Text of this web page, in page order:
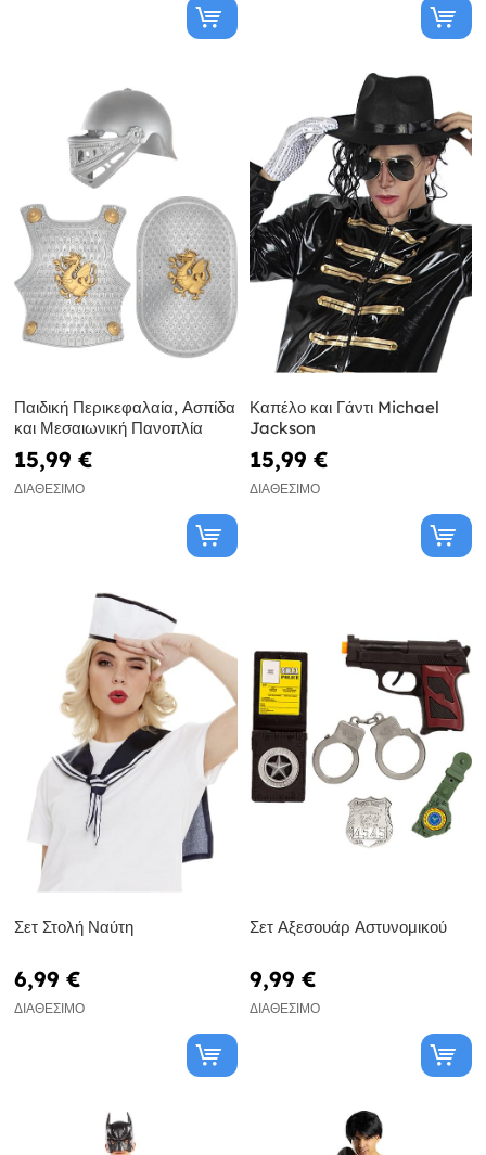
Παιδική Περικεφαλαία, Ασπίδα
και Μεσαιωνική Πανοπλία
15,99 €
ΔΙΑΘΈΣΙΜΟ
Καπέλο και Γάντι Michael
Jackson
15,99 €
ΔΙΑΘΈΣΙΜΟ
Σετ Στολή Ναύτη
6,99 €
ΔΙΑΘΈΣΙΜΟ
Σετ Αξεσουάρ Αστυνομικού
9,99 €
ΔΙΑΘΈΣΙΜΟ